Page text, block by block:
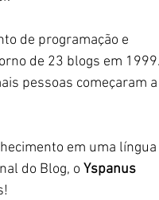
de programação e
de 23 blogs em 1999.
pessoas começaram a
em uma língua
do Blog, o Yspanus